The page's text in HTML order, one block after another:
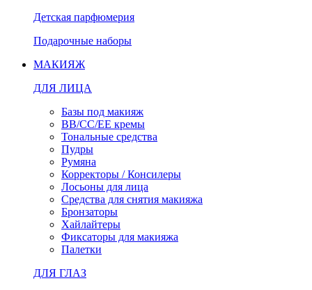
Детская парфюмерия
Подарочные наборы
МАКИЯЖ
ДЛЯ ЛИЦА
Базы под макияж
BB/CC/EE кремы
Тональные средства
Пудры
Румяна
Корректоры / Консилеры
Лосьоны для лица
Средства для снятия макияжа
Бронзаторы
Хайлайтеры
Фиксаторы для макияжа
Палетки
ДЛЯ ГЛАЗ